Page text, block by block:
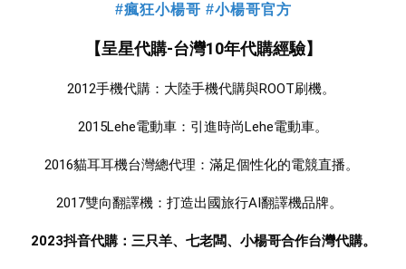
#瘋狂小楊哥 #小楊哥官方
【呈星代購-台灣10年代購經驗】
2012手機代購：大陸手機代購與ROOT刷機。
2015Lehe電動車：引進時尚Lehe電動車。
2016貓耳耳機台灣總代理：滿足個性化的電競直播。
2017雙向翻譯機：打造出國旅行AI翻譯機品牌。
2023抖音代購：三只羊、七老闆、小楊哥合作台灣代購。